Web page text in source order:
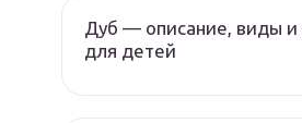
Дуб — описание, виды и
для детей